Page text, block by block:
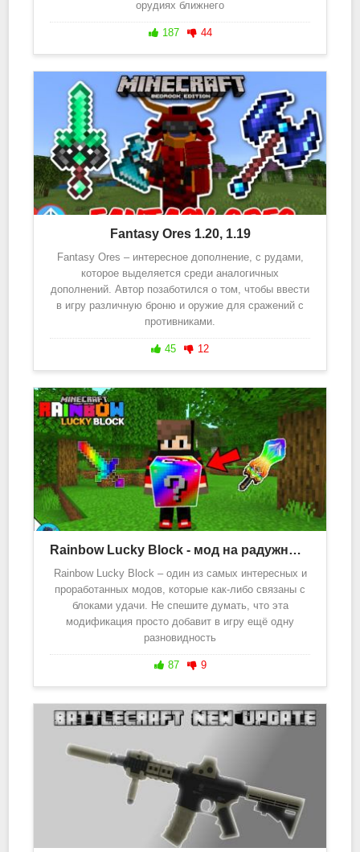
орудиях ближнего
187 44
Fantasy Ores 1.20, 1.19
Fantasy Ores – интересное дополнение, с рудами,
которое выделяется среди аналогичных
дополнений. Автор позаботился о том, чтобы ввести
в игру различную броню и оружие для сражений с
противниками.
45 12
Rainbow Lucky Block - мод на радужный лаки блок 1.20, 1.19
Rainbow Lucky Block – один из самых интересных и
проработанных модов, которые как-либо связаны с
блоками удачи. Не спешите думать, что эта
модификация просто добавит в игру ещё одну
разновидность
87 9